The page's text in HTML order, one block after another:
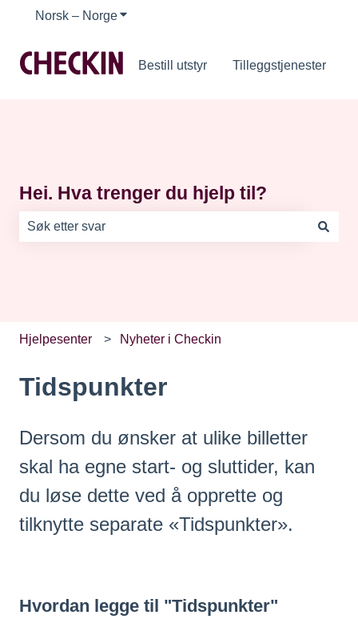
Norsk – NorgeVis undermeny for oversettelser
Bestill utstyr Tilleggstjenester
Hei. Hva trenger du hjelp til?
Hjelpesenter Nyheter i Checkin
Tidspunkter
Dersom du ønsker at ulike billetter
skal ha egne start- og sluttider, kan
du løse dette ved å opprette og
tilknytte separate «Tidspunkter».
Hvordan legge til "Tidspunkter"